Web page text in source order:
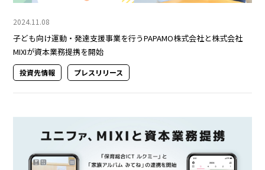
2024.11.08
子ども向け運動・発達支援事業を行うPAPAMO株式会社と株式会社
MIXIが資本業務提携を開始
投資先情報 プレスリリース